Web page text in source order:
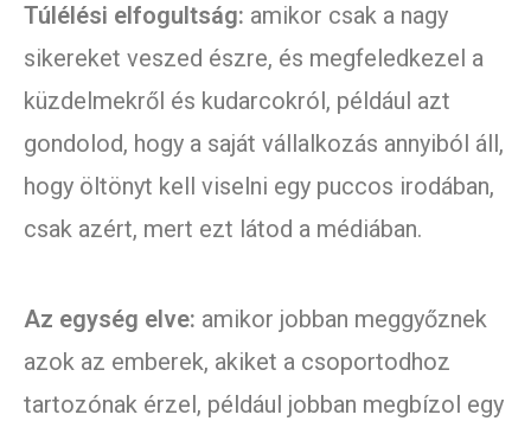
Túlélési elfogultság: amikor csak a nagy
sikereket veszed észre, és megfeledkezel a
küzdelmekről és kudarcokról, például azt
gondolod, hogy a saját vállalkozás annyiból áll,
hogy öltönyt kell viselni egy puccos irodában,
csak azért, mert ezt látod a médiában.
Az egység elve: amikor jobban meggyőznek
azok az emberek, akiket a csoportodhoz
tartozónak érzel, például jobban megbízol egy